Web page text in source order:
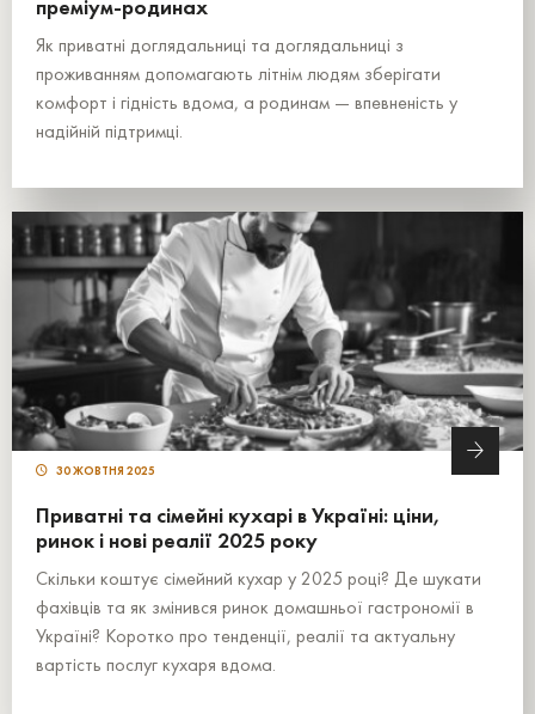
преміум-родинах
Як приватні доглядальниці та доглядальниці з
проживанням допомагають літнім людям зберігати
комфорт і гідність вдома, а родинам — впевненість у
надійній підтримці.
30 ЖОВТНЯ 2025
Приватні та сімейні кухарі в Україні: ціни,
ринок і нові реалії 2025 року
Скільки коштує сімейний кухар у 2025 році? Де шукати
фахівців та як змінився ринок домашньої гастрономії в
Україні? Коротко про тенденції, реалії та актуальну
вартість послуг кухаря вдома.